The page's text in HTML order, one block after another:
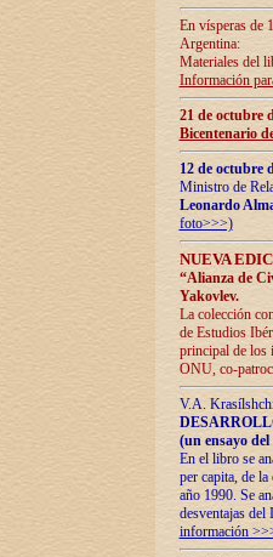
En vísperas de
Argentina:
Materiales del
Información
21 de octubre
Bicentenario
12 de octubre
Ministro de
Leonardo
foto>>>)
NUEVA
“Alianza de
Yakovlev.
La colección
de Estudios
principal de los
ONU, co-
V.A.
(un ensayo
En el libro se
per capita, de
año 1990. Se
desventajas
información